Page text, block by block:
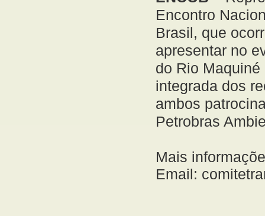
Encontro
Brasil, que
apresentar no
do Rio
integrada dos
ambos
Petrobras
Mais
Email: